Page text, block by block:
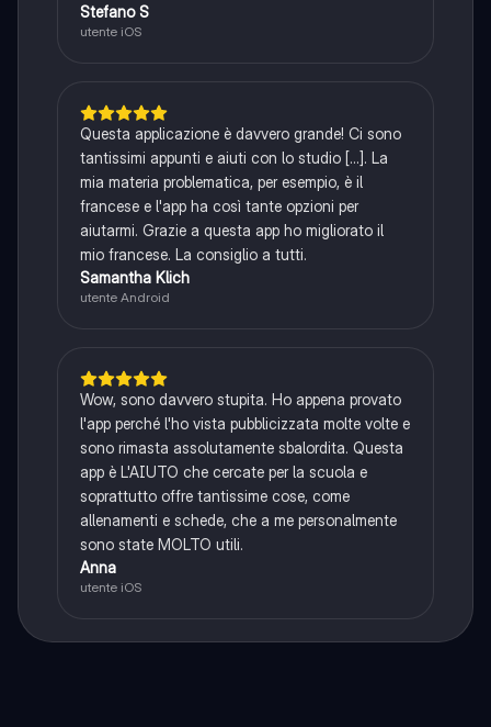
Stefano S
utente iOS
Questa applicazione è davvero grande! Ci sono
tantissimi appunti e aiuti con lo studio [...]. La
mia materia problematica, per esempio, è il
francese e l'app ha così tante opzioni per
aiutarmi. Grazie a questa app ho migliorato il
mio francese. La consiglio a tutti.
Samantha Klich
utente Android
Wow, sono davvero stupita. Ho appena provato
l'app perché l'ho vista pubblicizzata molte volte e
sono rimasta assolutamente sbalordita. Questa
app è L'AIUTO che cercate per la scuola e
soprattutto offre tantissime cose, come
allenamenti e schede, che a me personalmente
sono state MOLTO utili.
Anna
utente iOS